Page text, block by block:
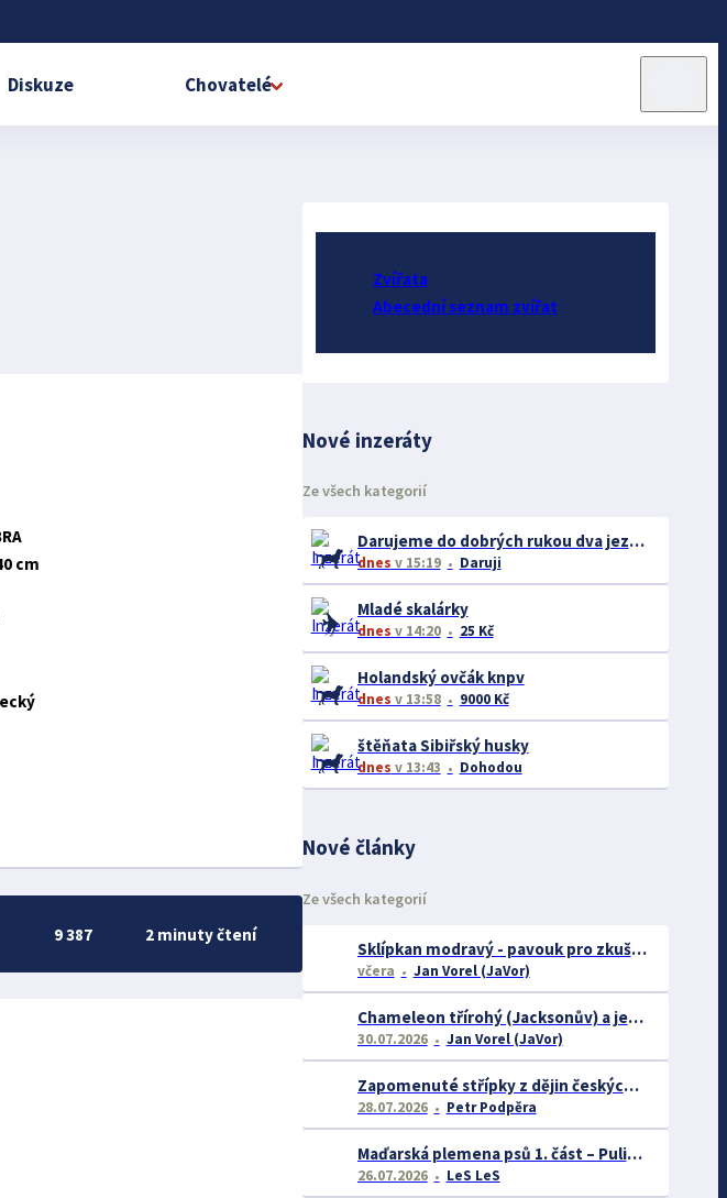
Diskuze Chovatelé
cm
9 387 2 minuty čtení
Zvířata
Abecední seznam zvířat
Nové inzeráty
Ze všech kategorií
Darujeme do dobrých rukou dva jezevčíky – ideálně společně
dnes v 15:19 Daruji
Mladé skalárky
dnes v 14:20 25 Kč
Holandský ovčák knpv
dnes v 13:58 9000 Kč
štěňata Sibiřský husky
dnes v 13:43 Dohodou
Nové články
Ze všech kategorií
Sklípkan modravý - pavouk pro zkušené chovatele
včera Jan Vorel (JaVor)
Chameleon třírohý (Jacksonův) a jeho chov
30.07.2026 Jan Vorel (JaVor)
Zapomenuté střípky z dějin českých exotářů - 3.část
28.07.2026 Petr Podpěra
Maďarská plemena psů 1. část – Puli, Komondor
26.07.2026 LeS LeS